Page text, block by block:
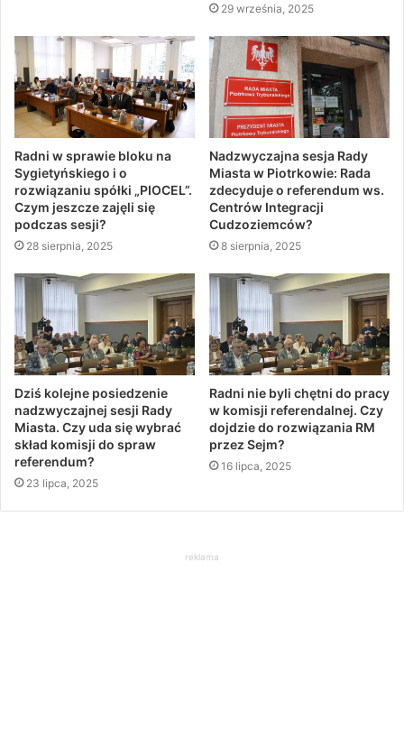
29 września, 2025
Radni w sprawie bloku na
Sygietyńskiego i o
rozwiązaniu spółki „PIOCEL”.
Czym jeszcze zajęli się
podczas sesji?
28 sierpnia, 2025
Nadzwyczajna sesja Rady
Miasta w Piotrkowie: Rada
zdecyduje o referendum ws.
Centrów Integracji
Cudzoziemców?
8 sierpnia, 2025
Dziś kolejne posiedzenie
nadzwyczajnej sesji Rady
Miasta. Czy uda się wybrać
skład komisji do spraw
referendum?
23 lipca, 2025
Radni nie byli chętni do pracy
w komisji referendalnej. Czy
dojdzie do rozwiązania RM
przez Sejm?
16 lipca, 2025
reklama